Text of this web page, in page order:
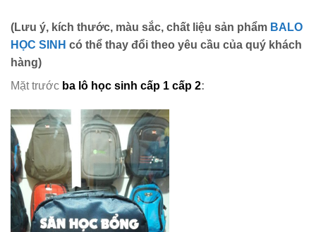
(Lưu ý, kích thước, màu sắc, chất liệu sản phẩm BALO
HỌC SINH có thể thay đổi theo yêu cầu của quý khách
hàng)
Mặt trước ba lô học sinh cấp 1 cấp 2: